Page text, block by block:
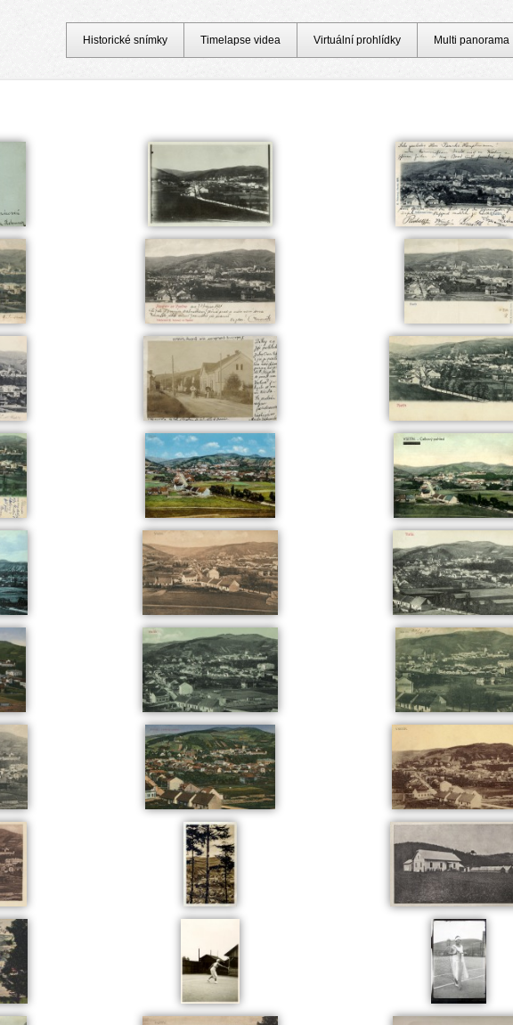
Historické snímky Timelapse videa Virtuální prohlídky Multi panorama